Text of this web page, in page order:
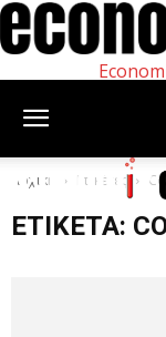
Αρχική Ετικέτες
ΕΤΙΚΈΤΑ: